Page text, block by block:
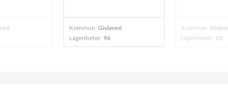
Kommun Gislaved
Lägenheter 96
Kommun
Lägenheter 20